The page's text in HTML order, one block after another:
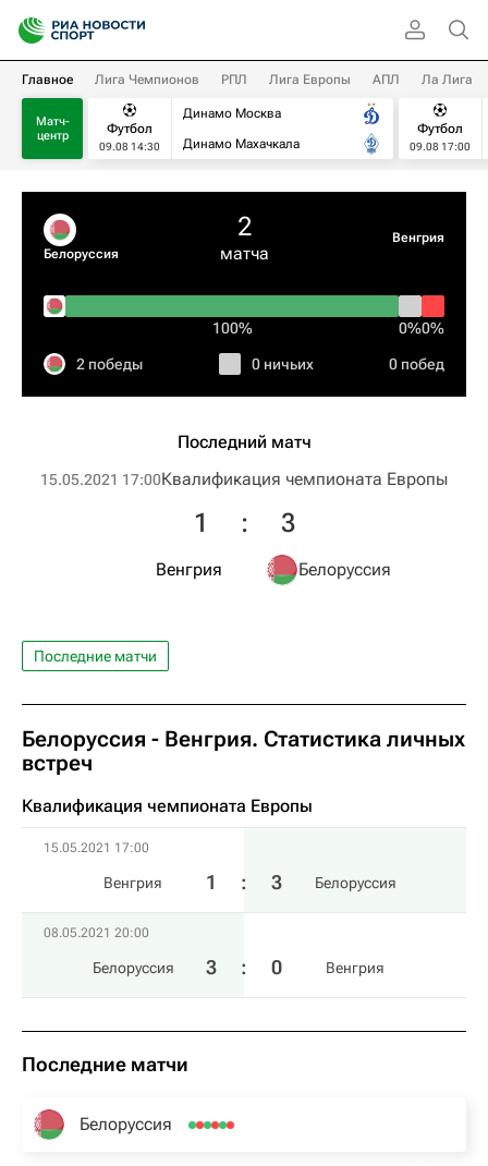
Главное Лига Чемпионов РПЛ Лига Европы АПЛ Ла Лига
Матч-
центр
Футбол
09.08 14:30
Динамо Москва
Динамо Махачкала
Футбол
09.08 17:00
Белоруссия
2
матча
Венгрия
100% 0%0%
2 победы 0 ничьих 0 побед
Последний матч
15.05.2021 17:00Квалификация чемпионата Европы
Венгрия
1 : 3
Белоруссия
Последние матчи
Белоруссия - Венгрия. Статистика личных
встреч
Квалификация чемпионата Европы
15.05.2021 17:00
Венгрия 1 : 3 Белоруссия
08.05.2021 20:00
Белоруссия 3 : 0 Венгрия
Последние матчи
Белоруссия